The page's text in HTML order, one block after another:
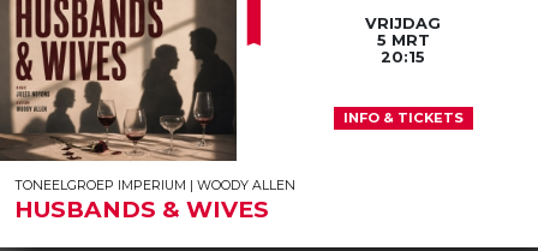
TONEELGROEP IMPERIUM | WOODY ALLEN
HUSBANDS & WIVES
VRIJDAG
5 MRT
20:15
INFO & TICKETS